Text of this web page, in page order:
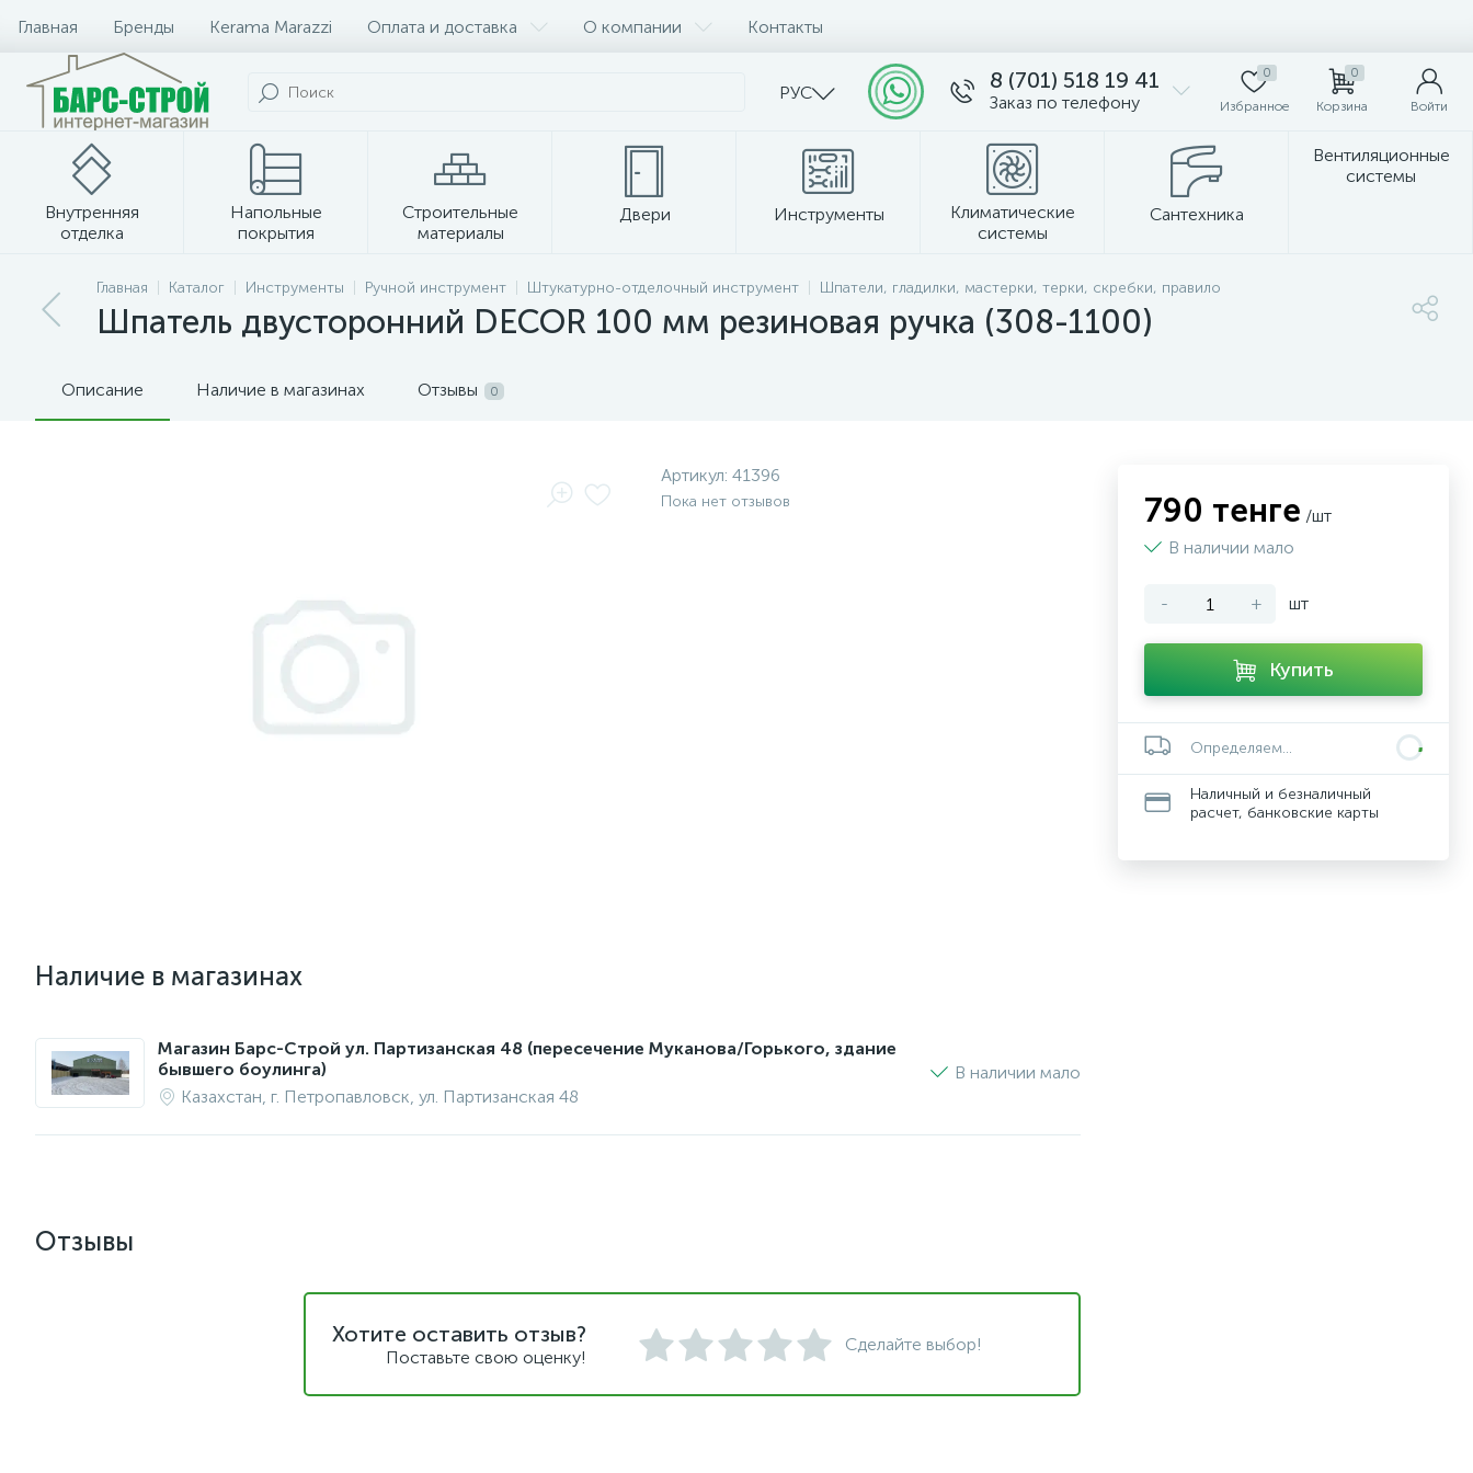
Главная Бренды Kerama Marazzi Оплата и доставка О компании Контакты
РУС 8 (701) 518 19 41
Заказ по телефону
0
Избранное
0
Корзина Войти
Внутренняя
отделка
Напольные
покрытия
Строительные
материалы
Двери Инструменты
Климатические
системы
Сантехника
Вентиляционные
системы
Плитка и керамогранит Прочее
Главная Каталог Инструменты Ручной инструмент Штукатурно-отделочный инструмент Шпатели, гладилки, мастерки, терки, скребки, правило
Шпатель двусторонний DЕCOR 100 мм резиновая ручка (308-1100)
Описание Наличие в магазинах Отзывы 0
Артикул: 41396
Пока нет отзывов
Наличие в магазинах
Магазин Барс-Строй ул. Партизанская 48 (пересечение Муканова/Горького, здание
бывшего боулинга)
Казахстан, г. Петропавловск, ул. Партизанская 48
В наличии мало
790 тенге /шт
В наличии мало
- + шт
Купить
Определяем...
Наличный и безналичный
расчет, банковские карты
Отзывы
Хотите оставить отзыв?
Поставьте свою оценку!
Сделайте выбор!